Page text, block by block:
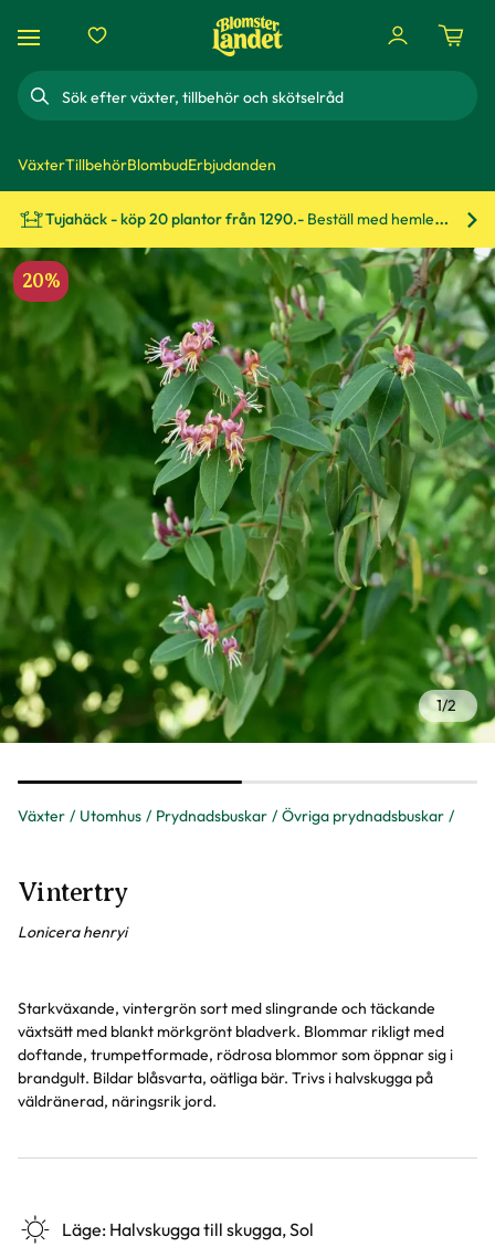
Sök
VäxterTillbehörBlombudErbjudanden
Tujahäck - köp 20 plantor från 1290.- Beställ med hemleverans!
Växter Utomhus Prydnadsbuskar Övriga prydnadsbuskar
20%
1/2
Vintertry
Lonicera henryi
Starkväxande, vintergrön sort med slingrande och täckande
växtsätt med blankt mörkgrönt bladverk. Blommar rikligt med
doftande, trumpetformade, rödrosa blommor som öppnar sig i
brandgult. Bildar blåsvarta, oätliga bär. Trivs i halvskugga på
väldränerad, näringsrik jord.
Läge: Halvskugga till skugga, Sol